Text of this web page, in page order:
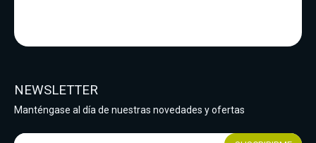
NEWSLETTER
Manténgase al día de nuestras novedades y ofertas